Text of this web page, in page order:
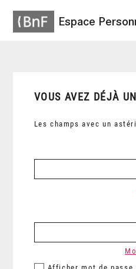
Espace
VOUS AVEZ DÉJÀ
Les champs avec un